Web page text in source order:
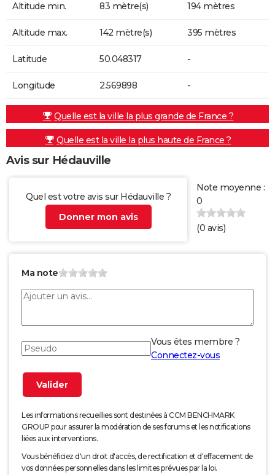
Altitude min. 83 mètre(s) 194 mètres
Altitude max. 142 mètre(s) 395 mètres
Latitude 50.048317 -
Longitude 2.569898 -
Quelle est la ville la plus grande de France ?
Quelle est la ville la plus haute de France ?
Avis sur Hédauville
Quel est votre avis sur Hédauville ?
Donner mon avis
Note moyenne :
0
(0 avis)
Ma note
Vous êtes membre ?
Connectez-vous
Les informations recueillies sont destinées à CCM BENCHMARK
GROUP pour assurer la modération de ses forums et les notifications
liées aux interventions.
Vous bénéficiez d'un droit d'accès, de rectification et d'effacement de
vos données personnelles dans les limites prévues par la loi.